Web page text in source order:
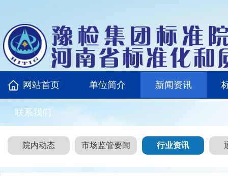
网站首页 单位简介 新闻资讯
联系我们
院内动态 市场监管要闻 行业资讯